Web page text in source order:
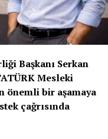
Başkanı Serkan
Mesleki
önemli bir aşamaya
çağrısında